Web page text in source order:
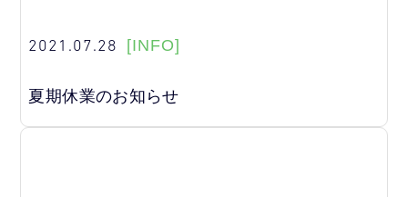
2021.07.28 [INFO]
夏期休業のお知らせ